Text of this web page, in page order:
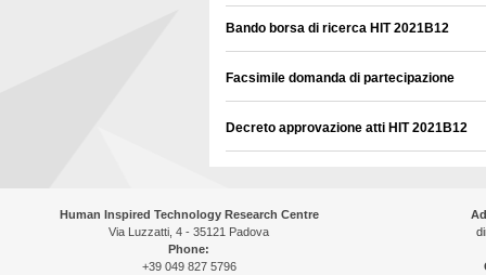
Bando borsa di ricerca HIT 2021B12
Facsimile domanda di partecipazione
Decreto approvazione atti HIT 2021B12
Human Inspired Technology Research Centre
Via Luzzatti, 4 - 35121 Padova
Phone:
+39 049 827 5796